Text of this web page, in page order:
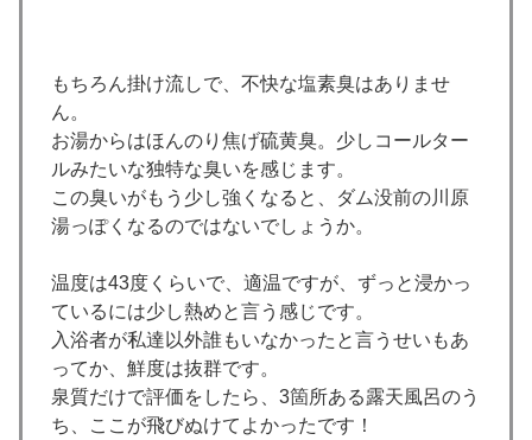
もちろん掛け流しで、不快な塩素臭はありませ
ん。
お湯からはほんのり焦げ硫黄臭。少しコールター
ルみたいな独特な臭いを感じます。
この臭いがもう少し強くなると、ダム没前の川原
湯っぽくなるのではないでしょうか。
温度は43度くらいで、適温ですが、ずっと浸かっ
ているには少し熱めと言う感じです。
入浴者が私達以外誰もいなかったと言うせいもあ
ってか、鮮度は抜群です。
泉質だけで評価をしたら、3箇所ある露天風呂のう
ち、ここが飛びぬけてよかったです！